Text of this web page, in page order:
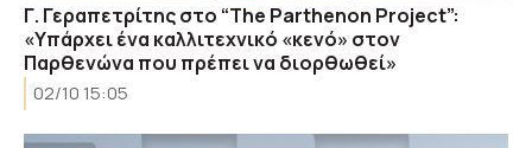
Γ. Γεραπετρίτης στο “The Parthenon Project”:
«Υπάρχει ένα καλλιτεχνικό «κενό» στον
Παρθενώνα που πρέπει να διορθωθεί»
02/10 15:05